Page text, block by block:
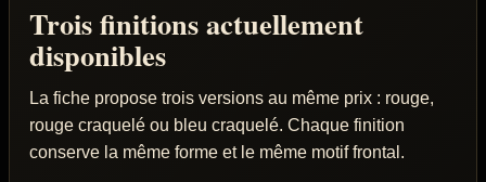
Trois finitions actuellement
disponibles
La fiche propose trois versions au même prix : rouge,
rouge craquelé ou bleu craquelé. Chaque finition
conserve la même forme et le même motif frontal.